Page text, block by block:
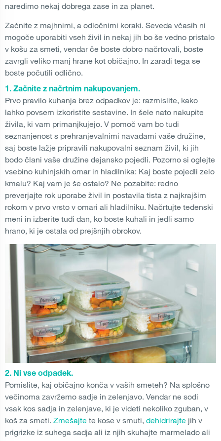
naredimo nekaj dobrega zase in za planet.
Začnite z majhnimi, a odločnimi koraki. Seveda včasih ni
mogoče uporabiti vseh živil in nekaj jih bo še vedno pristalo
v košu za smeti, vendar če boste dobro načrtovali, boste
zavrgli veliko manj hrane kot običajno. In zaradi tega se
boste počutili odlično.
1. Začnite z načrtnim nakupovanjem.
Prvo pravilo kuhanja brez odpadkov je: razmislite, kako
lahko povsem izkoristite sestavine. In šele nato nakupite
živila, ki vam primanjkujejo. V pomoč vam bo tudi
seznanjenost s prehranjevalnimi navadami vaše družine,
saj boste lažje pripravili nakupovalni seznam živil, ki jih
bodo člani vaše družine dejansko pojedli. Pozorno si oglejte
vsebino kuhinjskih omar in hladilnika: Kaj boste pojedli zelo
kmalu? Kaj vam je še ostalo? Ne pozabite: redno
preverjajte rok uporabe živil in postavila tista z najkrajšim
rokom v prvo vrsto v omari ali hladilniku. Načrtujte tedenski
meni in izberite tudi dan, ko boste kuhali in jedli samo
hrano, ki je ostala od prejšnjih obrokov.
2. Ni vse odpadek.
Pomislite, kaj običajno konča v vaših smeteh? Na splošno
večinoma zavržemo sadje in zelenjavo. Vendar ne sodi
vsak kos sadja in zelenjave, ki je videti nekoliko zguban, v
koš za smeti. Zmešajte te kose v smuti, dehidrirajte jih v
prigrizke iz suhega sadja ali iz njih skuhajte marmelado ali